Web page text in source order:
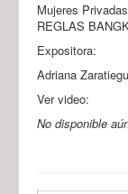
Mujeres
REGLAS
Expositora:
Adriana
Ver video:
No disponible